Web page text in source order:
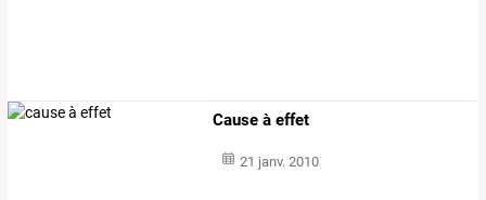
Cause à effet
21 janv. 2010